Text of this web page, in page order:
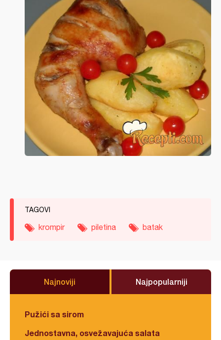
TAGOVI
krompir piletina batak
Najnoviji Najpopularniji
Pužići sa sirom
Jednostavna, osvežavajuća salata